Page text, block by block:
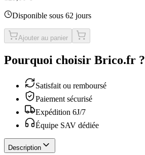
Disponible sous 62 jours
Ajouter au panier
Pourquoi choisir Brico.fr ?
Satisfait ou remboursé
Paiement sécurisé
Expédition 6J/7
Équipe SAV dédiée
Description